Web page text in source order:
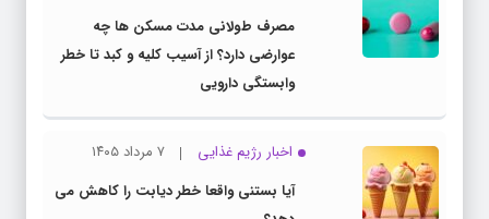
مصرف طولانی مدت مسکن ها چه
عوارضی دارد؟ از آسیب کلیه و کبد تا خطر
وابستگی دارویی
اخبار رژیم غذایی
۷ مرداد ۱۴۰۵
آیا بستنی واقعا خطر دیابت را کاهش می